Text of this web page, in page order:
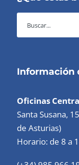
Información
Oficinas
Santa Susana,
de Asturias)
Horario: de 8 a